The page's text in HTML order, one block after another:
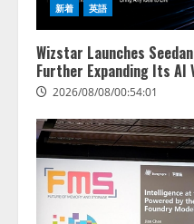
新着 英語
Wizstar Launches
Further Expanding Its AI
2026/08/08/00:54:01